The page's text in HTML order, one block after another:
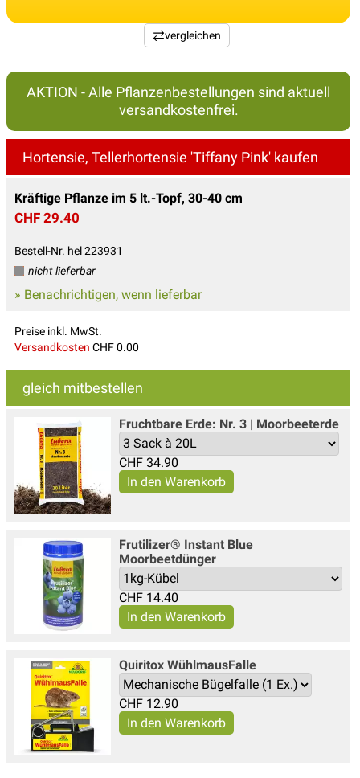
vergleichen
AKTION - Alle Pflanzenbestellungen sind aktuell
versandkostenfrei.
Hortensie, Tellerhortensie 'Tiffany Pink' kaufen
Kräftige Pflanze im 5 lt.-Topf, 30-40 cm
CHF 29.40
Bestell-Nr. hel 223931
nicht lieferbar
» Benachrichtigen, wenn lieferbar
Preise inkl. MwSt.
Versandkosten CHF 0.00
gleich mitbestellen
Fruchtbare Erde: Nr. 3 | Moorbeeterde
CHF 34.90
Frutilizer® Instant Blue
Moorbeetdünger
CHF 14.40
Quiritox WühlmausFalle
CHF 12.90